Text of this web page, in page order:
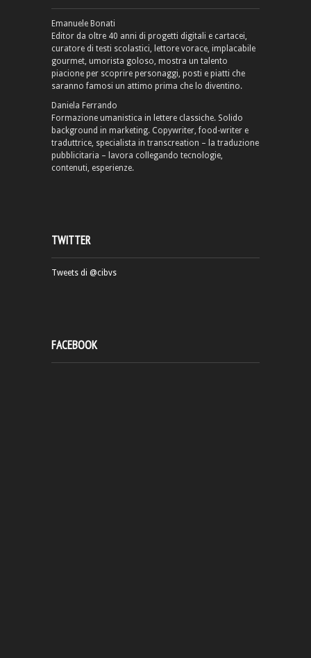
Emanuele Bonati
Editor da oltre 40 anni di progetti digitali e cartacei,
curatore di testi scolastici, lettore vorace, implacabile
gourmet, umorista goloso, mostra un talento
piacione per scoprire personaggi, posti e piatti che
saranno famosi un attimo prima che lo diventino.
Daniela Ferrando
Formazione umanistica in lettere classiche. Solido
background in marketing. Copywriter, food-writer e
traduttrice, specialista in transcreation – la traduzione
pubblicitaria – lavora collegando tecnologie,
contenuti, esperienze.
TWITTER
Tweets di @cibvs
FACEBOOK